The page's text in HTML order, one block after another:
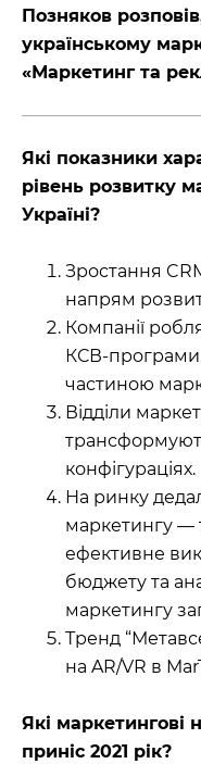
Позняков
українському
«Маркетинг та
Які показники
рівень розвитку
Україні?
Зростання
напрям
Компанії
КСВ-
частиною
Відділи
конфігураціях.
На ринку
маркетингу —
ефективне
бюджету та
маркетингу
Тренд
на AR/VR в
Які маркетингові
приніс 2021 рік?